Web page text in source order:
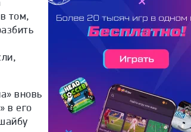
том,
вновь
в его